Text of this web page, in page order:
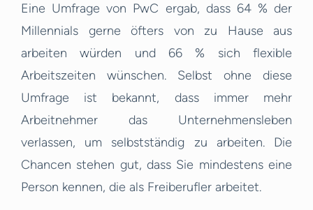
Eine Umfrage von PwC ergab, dass 64 % der
Millennials gerne öfters von zu Hause aus
arbeiten würden und 66 % sich flexible
Arbeitszeiten wünschen. Selbst ohne diese
Umfrage ist bekannt, dass immer mehr
Arbeitnehmer das Unternehmensleben
verlassen, um selbstständig zu arbeiten. Die
Chancen stehen gut, dass Sie mindestens eine
Person kennen, die als Freiberufler arbeitet.